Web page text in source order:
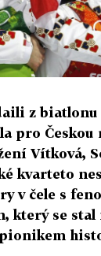
z biatlonu
pro
Vítková,
kvarteto
v čele s
který se stal